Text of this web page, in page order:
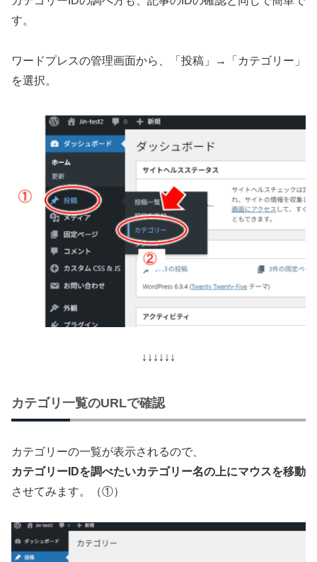
す。
ワードプレスの管理画面から、「投稿」→「カテゴリー」
を選択。
↓↓↓↓↓↓
カテゴリ一覧のURLで確認
カテゴリーの一覧が表示されるので、
カテゴリーIDを調べたいカテゴリー名の上にマウスを移動
させてみます。（①）